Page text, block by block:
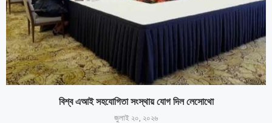
বিশ্ব এআই সহযোগিতা সংস্থায় যোগ দিল লেসোথো
জুলাই ২০, ২০২৬